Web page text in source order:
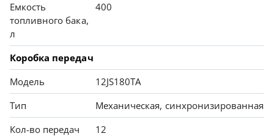
Емкость
топливного бака,
л
400
Коробка передач
Модель
12JS180TA
Тип
Механическая, синхронизированная
Кол-во передач
12